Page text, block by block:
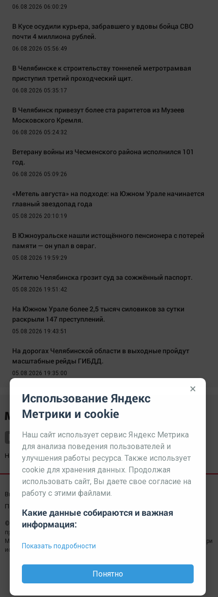
06.08.2026 06:00:29
В Кусе осудили курьера, забравшего у вдовы бойца СВО
почти 4 миллиона рублей.
06.08.2026 05:56:49
В Челябинске к строительству тоннелей метротрамвая
приступил третий проходческий щит.
06.08.2026 05:35:17
В Челябинск привезут более ста раритетов из Музеев
Московского Кремля.
06.08.2026 05:24:32
Ветерану войны из Чесменского района исполнился 101
год.
06.08.2026 05:09:26
«Метель августа» на подходе: на Южном Урале начинается
главный звездопад года
05.08.2026 20:10:19
В Южноуральске нашли истощённого пенсионера с потерей
памяти — он упал в овраг.
05.08.2026 19:59:29
Жителю Челябинска грозит суд за сожжённый паспорт.
05.08.2026 19:51:42
На Южном Урале более 2,5 тысяч силовиков за сутки
раскрыли 147 преступлений.
05.08.2026 19:43:51
На дорогах Челябинской области в выходные пройдут
масштабные рейды ГИБДД.
05.08.2026 19:35:00
Наш партнерkurorty-sochi.ru
Выходные данные СМИ Реклама
Пользовательское соглашение
© 2026 МЕДИАЗАВОД — Сайт может содержать контент,
предназначенный для лиц 18+
Мнение редакции может не совпадать с мнением отдельных авторов.При
использовании материалов сайта ссылка обязательна.
×
Использование Яндекс
Метрики и cookie
Наш сайт использует сервис Яндекс Метрика
для анализа поведения пользователей и
улучшения работы ресурса. Также использует
cookie для хранения данных. Продолжая
использовать сайт, Вы даете свое согласие на
работу с этими файлами.
Какие данные собираются и важная
информация:
Показать подробности
Понятно